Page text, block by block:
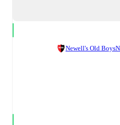
Newell's Old Boys